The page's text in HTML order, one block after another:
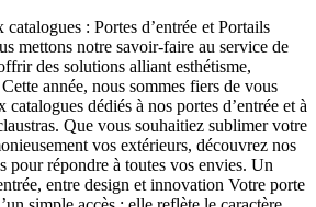
: Portes d’entrée et Portails
mettons notre savoir-faire au service de
des solutions alliant esthétisme,
année, nous sommes fiers de vous
dédiés à nos portes d’entrée et à
Que vous souhaitiez sublimer votre
vos extérieurs, découvrez nos
pour répondre à toutes vos envies. Un
entre design et innovation Votre porte